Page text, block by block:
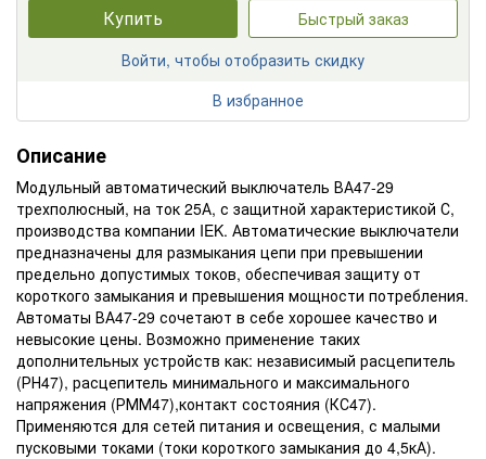
Купить
Быстрый заказ
Войти, чтобы отобразить скидку
В избранное
Описание
Модульный автоматичеcкий выключатель ВА47-29
трехполюсный, на ток 25А, с защитной характеристикой С,
производства компании IEK. Автоматические выключатели
предназначены для размыкания цепи при превышении
предельно допустимых токов, обеспечивая защиту от
короткого замыкания и превышения мощности потребления.
Автоматы ВА47-29 сочетают в себе хорошее качество и
невысокие цены. Возможно применение таких
дополнительных устройств как: независимый расцепитель
(РН47), расцепитель минимального и максимального
напряжения (РММ47),контакт состояния (КС47).
Применяются для сетей питания и освещения, с малыми
пусковыми токами (токи короткого замыкания до 4,5кА).